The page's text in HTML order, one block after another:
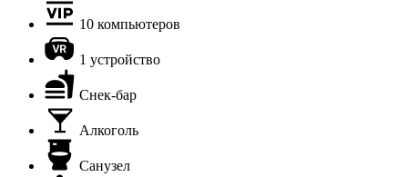
10 компьютеров
1 устройство
Снек-бар
Алкоголь
Санузел